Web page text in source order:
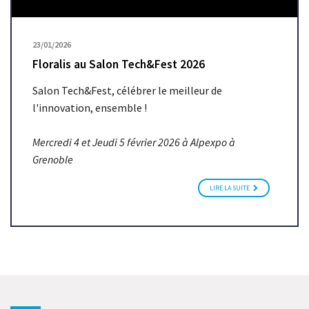
23/01/2026
Floralis au Salon Tech&Fest 2026
Salon Tech&Fest, célébrer le meilleur de
l'innovation, ensemble !
Mercredi 4 et Jeudi 5 février 2026 à Alpexpo à
Grenoble
LIRE LA SUITE